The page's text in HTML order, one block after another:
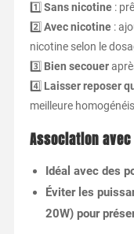
1️⃣ Sans nicotine:
2️⃣ Avec nicotine:
nicotine selon le
3️⃣ Bien secouer
4️⃣ Laisser reposer
meilleure
Association
Idéal avec des
Éviter les
20W) pour